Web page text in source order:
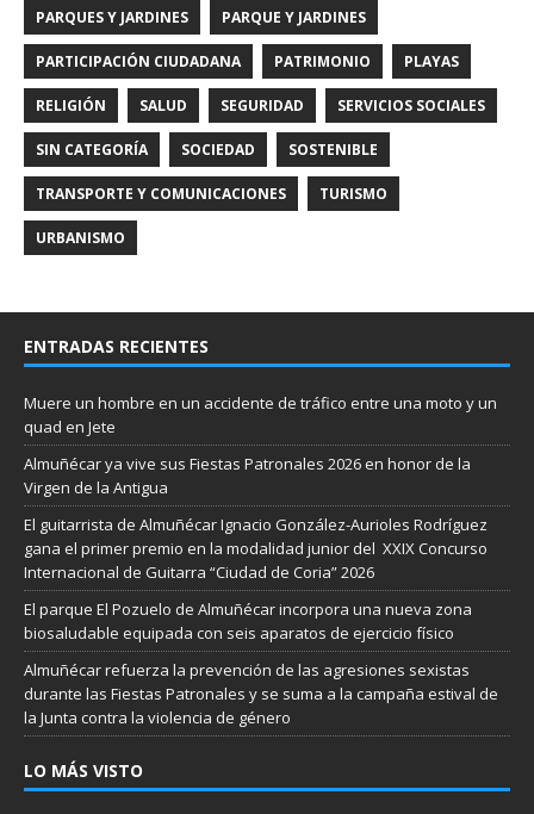
PARQUES Y JARDINES PARQUE Y JARDINES
PARTICIPACIÓN CIUDADANA PATRIMONIO PLAYAS
RELIGIÓN SALUD SEGURIDAD SERVICIOS SOCIALES
SIN CATEGORÍA SOCIEDAD SOSTENIBLE
TRANSPORTE Y COMUNICACIONES TURISMO
URBANISMO
ENTRADAS RECIENTES
Muere un hombre en un accidente de tráfico entre una moto y un
quad en Jete
Almuñécar ya vive sus Fiestas Patronales 2026 en honor de la
Virgen de la Antigua
El guitarrista de Almuñécar Ignacio González-Aurioles Rodríguez
gana el primer premio en la modalidad junior del XXIX Concurso
Internacional de Guitarra “Ciudad de Coria” 2026
El parque El Pozuelo de Almuñécar incorpora una nueva zona
biosaludable equipada con seis aparatos de ejercicio físico
Almuñécar refuerza la prevención de las agresiones sexistas
durante las Fiestas Patronales y se suma a la campaña estival de
la Junta contra la violencia de género
LO MÁS VISTO